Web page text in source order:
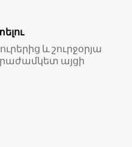
և շուրջօրյա
այցի